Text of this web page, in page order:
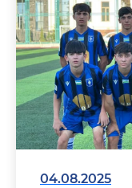
04.08.2025